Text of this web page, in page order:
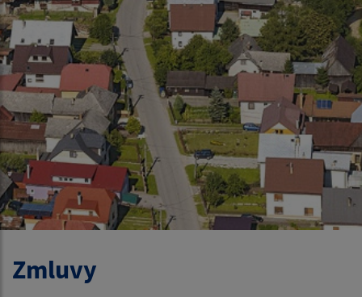
Zmluvy